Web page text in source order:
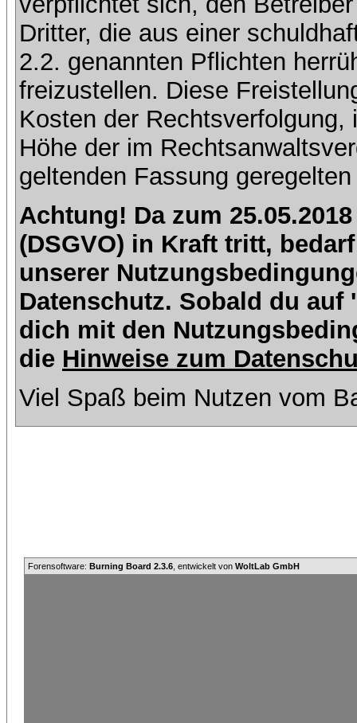
Dritter, die aus einer
2.2. genannten Pflichten
freizustellen. Diese
Kosten der
Höhe der im
geltenden Fassung
Achtung! Da zum
(DSGVO) in Kraft tritt,
unserer
Datenschutz. Sobald du
dich mit den
die Hinweise zum
Viel Spaß beim Nutzen vom
Forensoftware: Burning Board 2.3.6 , entwickelt von WoltLab GmbH